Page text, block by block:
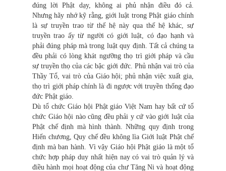
đúng lời Phật dạy, không ai phủ nhận điều đó cả.
Nhưng hãy nhớ kỹ rằng, giới luật trong Phật giáo chính
là sự truyền trao từ thế hệ này qua thế hệ khác, sự
truyền trao ấy từ người có giới luật, có đạo hạnh và
phải đúng pháp mà trong luật quy định. Tất cả chúng ta
đều phải có lòng khát ngưỡng thọ trì giới pháp và cầu
sự truyền thọ của các bậc giới đức. Phủ nhận vai trò của
Thầy Tổ, vai trò của Giáo hội; phủ nhận việc xuất gia,
thọ trì giới pháp chính là đi ngược với truyền thống đạo
đức Phật giáo.
Dù tổ chức Giáo hội Phật giáo Việt Nam hay bất cứ tổ
chức Giáo hội nào cũng đều phải y cứ vào giới luật của
Phật chế định mà hình thành. Những quy định trong
Hiến chương, Quy chế đều không lìa Giới luật Phật chế
định mà ban hành. Vì vậy Giáo hội Phật giáo là một tổ
chức hợp pháp duy nhất hiện nay có vai trò quản lý và
điều hành mọi hoạt động của chư Tăng Ni và hoạt động